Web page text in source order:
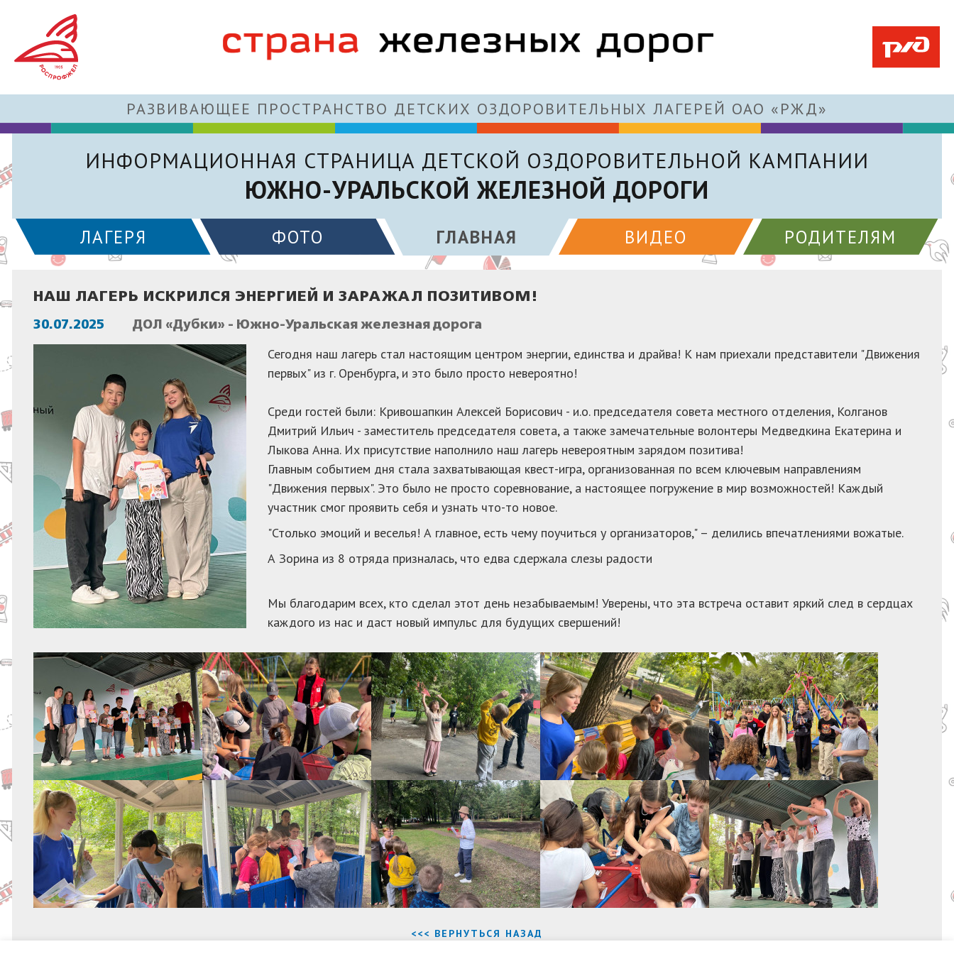
РАЗВИВАЮЩЕЕ ПРОСТРАНСТВО ДЕТСКИХ ОЗДОРОВИТЕЛЬНЫХ ЛАГЕРЕЙ ОАО «РЖД»
ИНФОРМАЦИОННАЯ СТРАНИЦА ДЕТСКОЙ ОЗДОРОВИТЕЛЬНОЙ КАМПАНИИ
ЮЖНО-УРАЛЬСКОЙ ЖЕЛЕЗНОЙ ДОРОГИ
ЛАГЕРЯ ФОТО ГЛАВНАЯ ВИДЕО РОДИТЕЛЯМ
НАШ ЛАГЕРЬ ИСКРИЛСЯ ЭНЕРГИЕЙ И ЗАРАЖАЛ ПОЗИТИВОМ!
30.07.2025 ДОЛ «Дубки» - Южно-Уральская железная дорога
Сегодня наш лагерь стал настоящим центром энергии, единства и драйва! К нам приехали представители "Движения
первых" из г. Оренбурга, и это было просто невероятно!
Среди гостей были: Кривошапкин Алексей Борисович - и.о. председателя совета местного отделения, Колганов
Дмитрий Ильич - заместитель председателя совета, а также замечательные волонтеры Медведкина Екатерина и
Лыкова Анна. Их присутствие наполнило наш лагерь невероятным зарядом позитива!
Главным событием дня стала захватывающая квест-игра, организованная по всем ключевым направлениям
"Движения первых". Это было не просто соревнование, а настоящее погружение в мир возможностей! Каждый
участник смог проявить себя и узнать что-то новое.
"Столько эмоций и веселья! А главное, есть чему поучиться у организаторов," – делились впечатлениями вожатые.
А Зорина из 8 отряда призналась, что едва сдержала слезы радости
Мы благодарим всех, кто сделал этот день незабываемым! Уверены, что эта встреча оставит яркий след в сердцах
каждого из нас и даст новый импульс для будущих свершений!
<<< ВЕРНУТЬСЯ НАЗАД